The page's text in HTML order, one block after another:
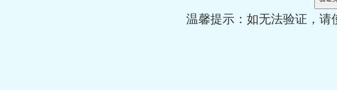
温馨提示：如无法验证，请